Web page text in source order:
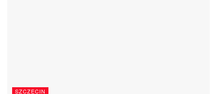
SZCZECIN